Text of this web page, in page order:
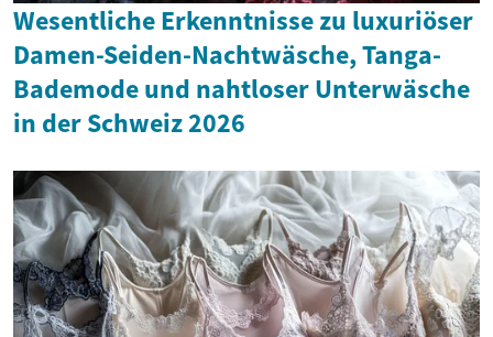
Wesentliche Erkenntnisse zu luxuriöser
Damen-Seiden-Nachtwäsche, Tanga-
Bademode und nahtloser Unterwäsche
in der Schweiz 2026